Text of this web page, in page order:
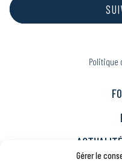
Gérer le
Politique